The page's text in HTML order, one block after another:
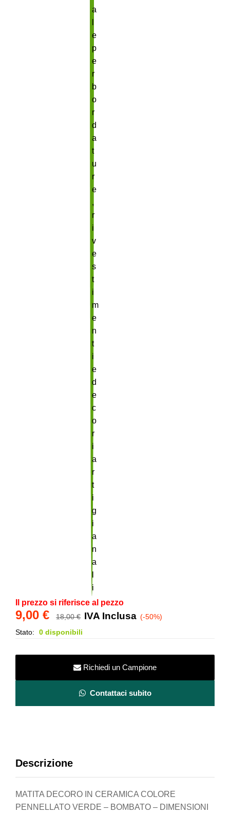
Il prezzo si riferisce al pezzo
9,00 € 18,00€ IVA Inclusa (-50%)
Stato:
0 disponibili
Richiedi un Campione
Contattaci subito
Descrizione
MATITA DECORO IN CERAMICA COLORE
PENNELLATO VERDE – BOMBATO – DIMENSIONI